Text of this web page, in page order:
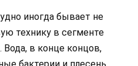
иногда бывает не
технику в сегменте
в конце концов,
бактерии и плесень.